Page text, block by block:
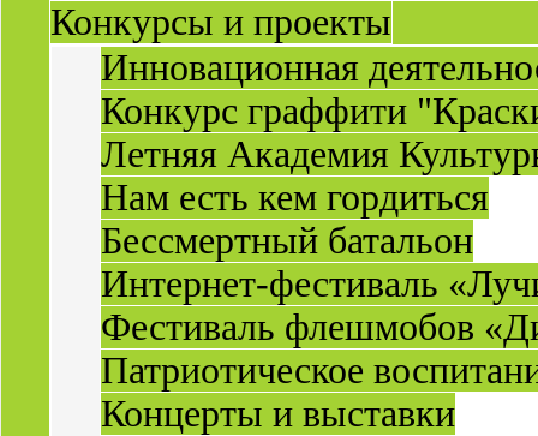
Конкурсы и проекты
Инновационная
Конкурс граффити
Летняя Академия
Нам есть кем гордиться
Бессмертный батальон
Интернет-фестиваль
Фестиваль флешмобов
Патриотическое
Концерты и выставки